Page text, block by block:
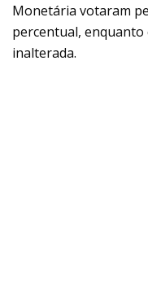
Monetária votaram
percentual,
inalterada.